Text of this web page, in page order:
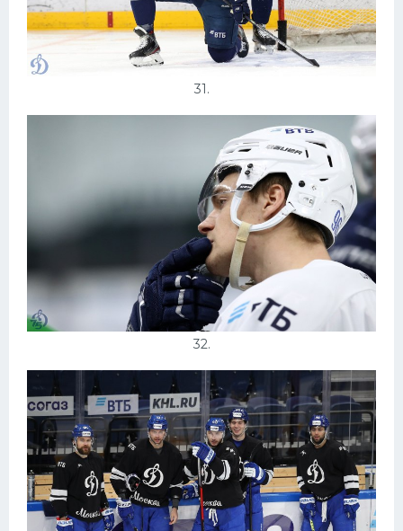
31.
32.